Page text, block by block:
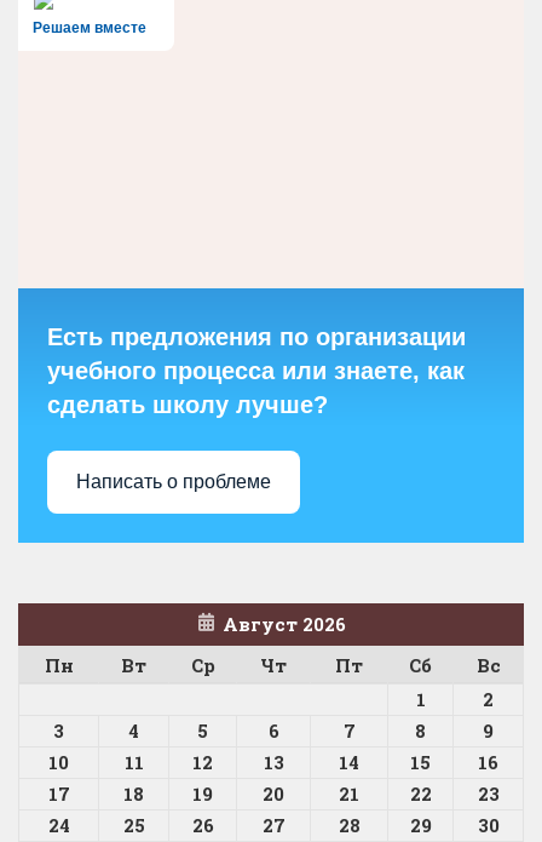
Решаем вместе
Есть предложения по организации
учебного процесса или знаете, как
сделать школу лучше?
Написать о проблеме
Август 2026
Пн
Вт Ср Чт Пт Сб
Вс
1
2
3
4 5 6 7 8
9
10
11 12 13 14 15
16
17
18 19 20 21 22
23
24
25 26 27 28 29
30